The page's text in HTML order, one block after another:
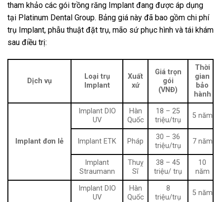
tham khảo các gói trồng răng Implant đang được áp dụng
tại Platinum Dental Group. Bảng giá này đã bao gồm chi phí
trụ Implant, phẫu thuật đặt trụ, mão sứ phục hình và tái khám
sau điều trị:
Dịch vụ
Loại trụ
Implant
Xuất
xứ
Giá trọn
gói
(VNĐ)
Thời
gian
bảo
hành
Implant đơn lẻ
Implant DIO
UV
Hàn
Quốc
18 – 25
triệu/trụ
5 năm
Implant ETK Pháp
30 – 36
triệu/trụ
7 năm
Implant
Straumann
Thuỵ
Sĩ
38 – 45
triệu/ trụ
10
năm
Implant DIO
UV
Hàn
Quốc
8
triệu/trụ
5 năm